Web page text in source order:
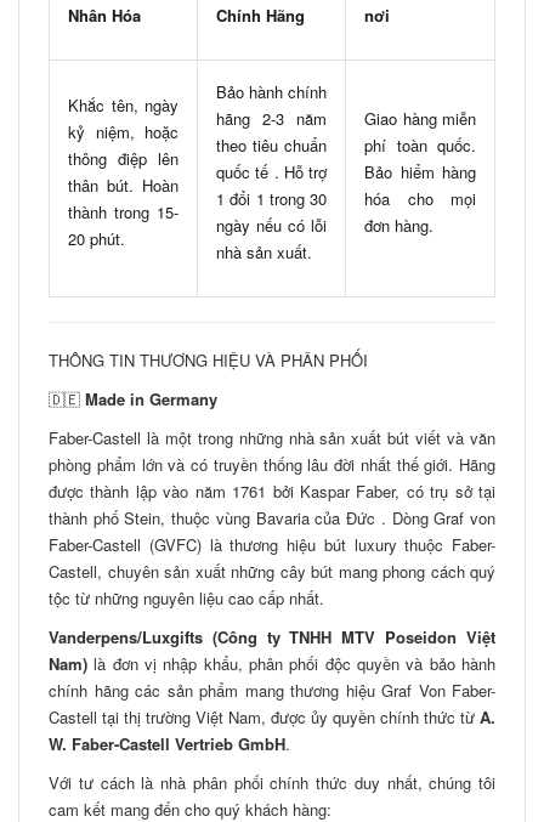
Nhân Hóa Chính Hãng nơi
Khắc tên, ngày
kỷ niệm, hoặc
thông điệp lên
thân bút. Hoàn
thành trong 15-
20 phút.
Bảo hành chính
hãng 2-3 năm
theo tiêu chuẩn
quốc tế . Hỗ trợ
1 đổi 1 trong 30
ngày nếu có lỗi
nhà sản xuất.
Giao hàng miễn
phí toàn quốc.
Bảo hiểm hàng
hóa cho mọi
đơn hàng.
THÔNG TIN THƯƠNG HIỆU VÀ PHÂN PHỐI
🇩🇪 Made in Germany
Faber-Castell là một trong những nhà sản xuất bút viết và văn
phòng phẩm lớn và có truyền thống lâu đời nhất thế giới. Hãng
được thành lập vào năm 1761 bởi Kaspar Faber, có trụ sở tại
thành phố Stein, thuộc vùng Bavaria của Đức . Dòng Graf von
Faber-Castell (GVFC) là thương hiệu bút luxury thuộc Faber-
Castell, chuyên sản xuất những cây bút mang phong cách quý
tộc từ những nguyên liệu cao cấp nhất.
Vanderpens/Luxgifts (Công ty TNHH MTV Poseidon Việt
Nam) là đơn vị nhập khẩu, phân phối độc quyền và bảo hành
chính hãng các sản phẩm mang thương hiệu Graf Von Faber-
Castell tại thị trường Việt Nam, được ủy quyền chính thức từ A.
W. Faber-Castell Vertrieb GmbH.
Với tư cách là nhà phân phối chính thức duy nhất, chúng tôi
cam kết mang đến cho quý khách hàng: